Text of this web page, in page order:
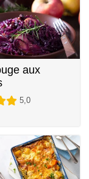
aux
5,0